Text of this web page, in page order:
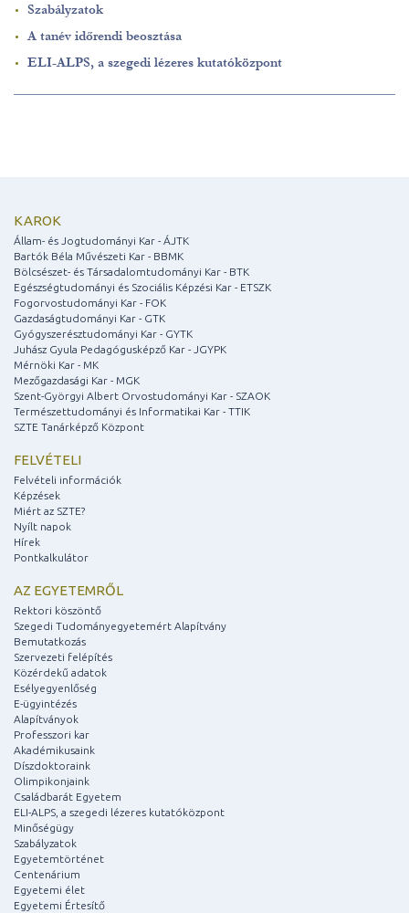
Szabályzatok
A tanév időrendi beosztása
ELI-ALPS, a szegedi lézeres kutatóközpont
KAROK
Állam- és Jogtudományi Kar - ÁJTK
Bartók Béla Művészeti Kar - BBMK
Bölcsészet- és Társadalomtudományi Kar - BTK
Egészségtudományi és Szociális Képzési Kar - ETSZK
Fogorvostudományi Kar - FOK
Gazdaságtudományi Kar - GTK
Gyógyszerésztudományi Kar - GYTK
Juhász Gyula Pedagógusképző Kar - JGYPK
Mérnöki Kar - MK
Mezőgazdasági Kar - MGK
Szent-Györgyi Albert Orvostudományi Kar - SZAOK
Természettudományi és Informatikai Kar - TTIK
SZTE Tanárképző Központ
FELVÉTELI
Felvételi információk
Képzések
Miért az SZTE?
Nyílt napok
Hírek
Pontkalkulátor
AZ EGYETEMRŐL
Rektori köszöntő
Szegedi Tudományegyetemért Alapítvány
Bemutatkozás
Szervezeti felépítés
Közérdekű adatok
Esélyegyenlőség
E-ügyintézés
Alapítványok
Professzori kar
Akadémikusaink
Díszdoktoraink
Olimpikonjaink
Családbarát Egyetem
ELI-ALPS, a szegedi lézeres kutatóközpont
Minőségügy
Szabályzatok
Egyetemtörténet
Centenárium
Egyetemi élet
Egyetemi Értesítő